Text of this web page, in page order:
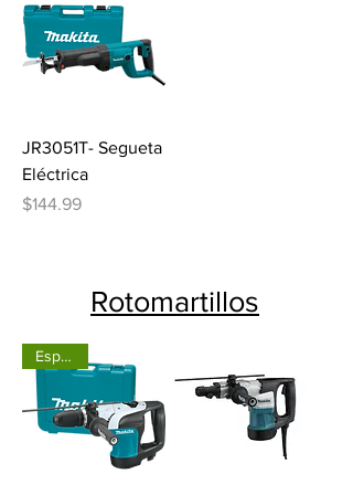
JR3051T- Segueta
Eléctrica
Precio
$144.99
Rotomartillos
Especial